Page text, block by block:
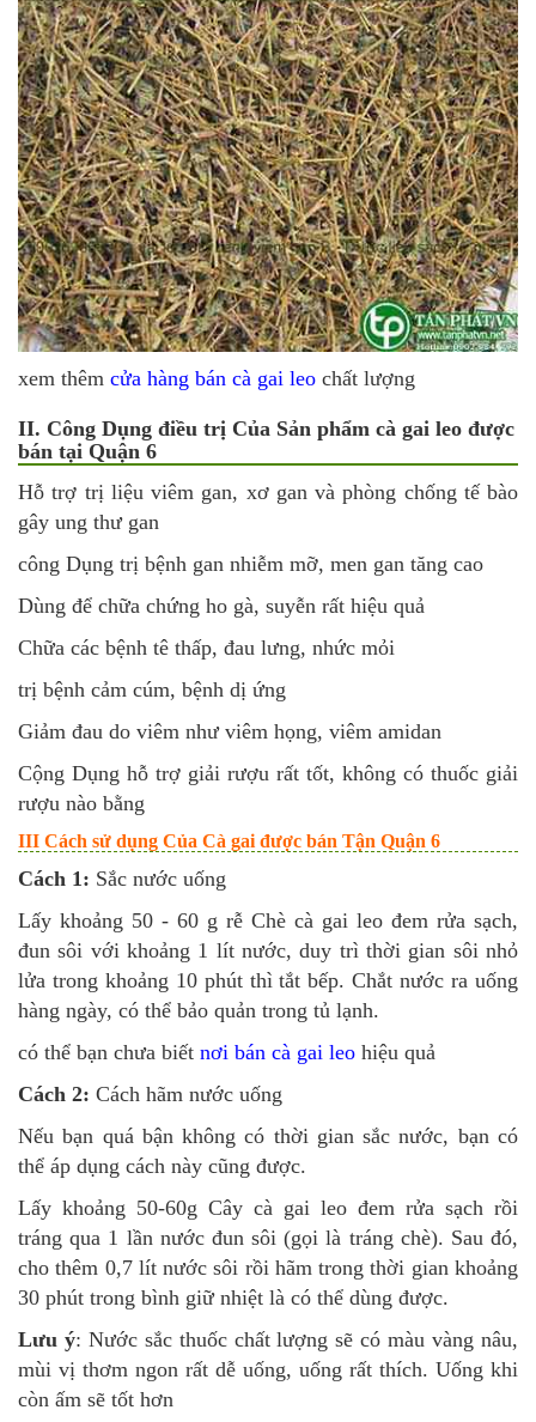
xem thêm cửa hàng bán cà gai leo chất lượng
II. Công Dụng điều trị Của Sản phẩm cà gai leo được
bán tại Quận 6
Hỗ trợ trị liệu viêm gan, xơ gan và phòng chống tế bào
gây ung thư gan
công Dụng trị bệnh gan nhiễm mỡ, men gan tăng cao
Dùng để chữa chứng ho gà, suyễn rất hiệu quả
Chữa các bệnh tê thấp, đau lưng, nhức mỏi
trị bệnh cảm cúm, bệnh dị ứng
Giảm đau do viêm như viêm họng, viêm amidan
Cộng Dụng hỗ trợ giải rượu rất tốt, không có thuốc giải
rượu nào bằng
III Cách sử dụng Của Cà gai được bán Tận Quận 6
Cách 1: Sắc nước uống
Lấy khoảng 50 - 60 g rễ Chè cà gai leo đem rửa sạch,
đun sôi với khoảng 1 lít nước, duy trì thời gian sôi nhỏ
lửa trong khoảng 10 phút thì tắt bếp. Chắt nước ra uống
hàng ngày, có thể bảo quản trong tủ lạnh.
có thể bạn chưa biết nơi bán cà gai leo hiệu quả
Cách 2: Cách hãm nước uống
Nếu bạn quá bận không có thời gian sắc nước, bạn có
thể áp dụng cách này cũng được.
Lấy khoảng 50-60g Cây cà gai leo đem rửa sạch rồi
tráng qua 1 lần nước đun sôi (gọi là tráng chè). Sau đó,
cho thêm 0,7 lít nước sôi rồi hãm trong thời gian khoảng
30 phút trong bình giữ nhiệt là có thể dùng được.
Lưu ý: Nước sắc thuốc chất lượng sẽ có màu vàng nâu,
mùi vị thơm ngon rất dễ uống, uống rất thích. Uống khi
còn ấm sẽ tốt hơn